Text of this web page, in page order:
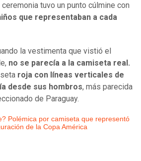
ceremonia tuvo un punto cúlmine con
que representaban a cada
la vestimenta que vistió el
no se parecía a la camiseta real.
roja con líneas verticales de
desde sus hombros, más parecida
de Paraguay.
Polémica por camiseta que representó
de la Copa América